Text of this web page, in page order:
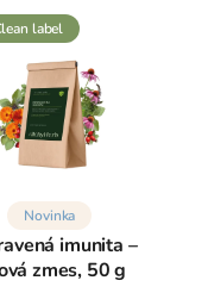
clean label
Novinka
imunita –
zmes, 50 g